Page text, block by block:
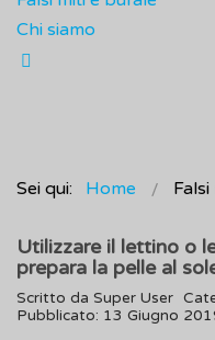
Chi siamo
Sei qui: Home
Utilizzare il lettino o
prepara la pelle al
Scritto da Super User
Pubblicato: 13 Giugno